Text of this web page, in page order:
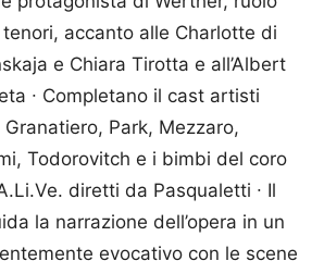
accanto alle Charlotte di
e Chiara Tirotta e all’Albert
∙ Completano il cast artisti
Park, Mezzaro,
Todorovitch e i bimbi del coro
diretti da Pasqualetti ∙ Il
la narrazione dell’opera in un
evocativo con le scene